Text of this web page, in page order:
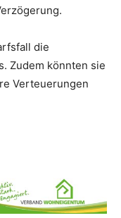
die
Zudem könnten sie
Verteuerungen